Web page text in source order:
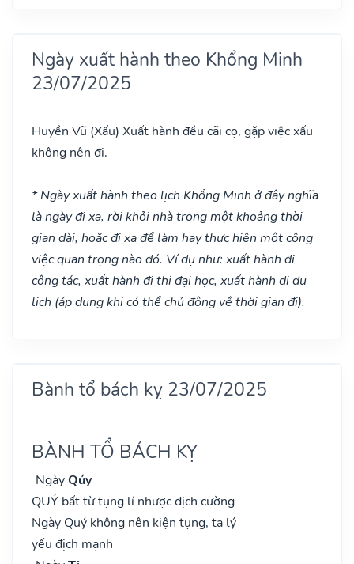
Ngày xuất hành theo Khổng Minh
23/07/2025
Huyền Vũ (Xấu) Xuất hành đều cãi cọ, gặp việc xấu
không nên đi.
* Ngày xuất hành theo lịch Khổng Minh ở đây nghĩa
là ngày đi xa, rời khỏi nhà trong một khoảng thời
gian dài, hoặc đi xa để làm hay thực hiện một công
việc quan trọng nào đó. Ví dụ như: xuất hành đi
công tác, xuất hành đi thi đại học, xuất hành di du
lịch (áp dụng khi có thể chủ động về thời gian đi).
Bành tổ bách kỵ 23/07/2025
BÀNH TỔ BÁCH KỴ
NgàyQúy
QUÝ bất từ tụng lí nhược địch cường
Ngày Quý không nên kiện tụng, ta lý
yếu địch mạnh